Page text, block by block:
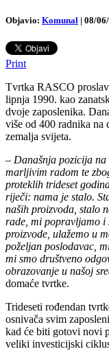
Objavio: Komunal | 08/
Print
Tvrtka RASCO
lipnja 1990. kao
dvoje zaposlenika.
više od 400 radnika
zemalja svijeta.
– Današnja pozicija
marljivim radom te
proteklih trideset
riječi: nama je stalo.
naših proizvoda, stalo
rade, mi popravljamo i
proizvode, ulažemo u
poželjan poslodavac,
mi smo društveno
obrazovanje u našoj
domaće tvrtke.
Trideseti rođendan
osnivača svim
kad će biti gotovi novi
veliki investicijski